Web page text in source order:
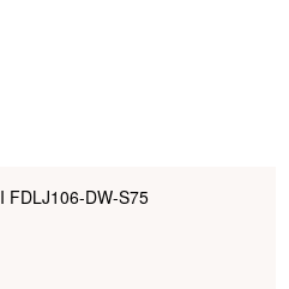
FDLJ106-DW-S75